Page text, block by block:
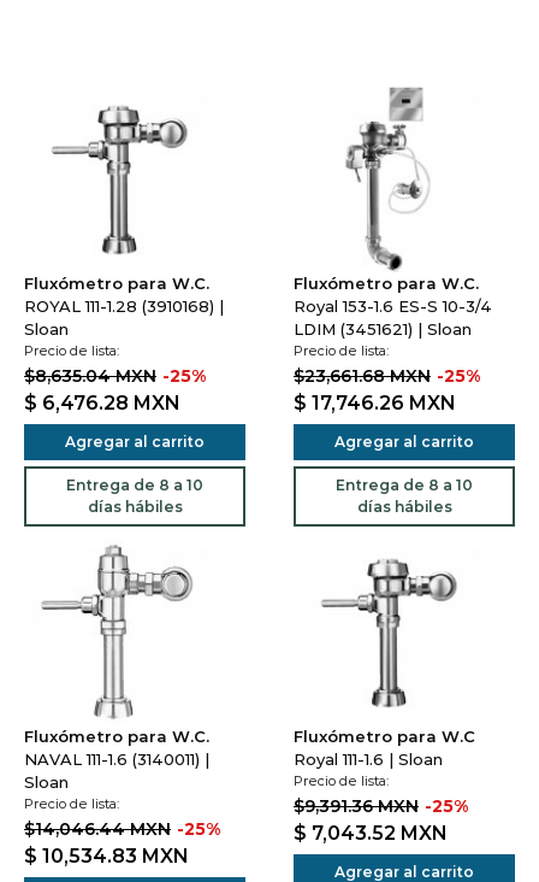
Fluxómetro para W.C.
ROYAL 111-1.28 (3910168) |
Sloan
Precio de lista:
$8,635.04 MXN -25%
$ 6,476.28 MXN
Agregar al carrito
Entrega de 8 a 10
días hábiles
Fluxómetro para W.C.
Royal 153-1.6 ES-S 10-3/4
LDIM (3451621) | Sloan
Precio de lista:
$23,661.68 MXN -25%
$ 17,746.26 MXN
Agregar al carrito
Entrega de 8 a 10
días hábiles
Fluxómetro para W.C.
NAVAL 111-1.6 (3140011) |
Sloan
Precio de lista:
$14,046.44 MXN -25%
$ 10,534.83 MXN
Fluxómetro para W.C
Royal 111-1.6 | Sloan
Precio de lista:
$9,391.36 MXN -25%
$ 7,043.52 MXN
Agregar al carrito